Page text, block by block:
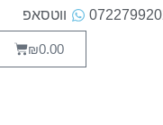
ווטסאפ
₪0.00